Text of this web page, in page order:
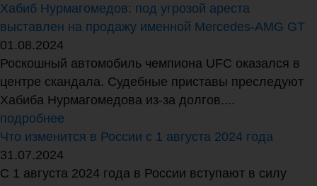
Хабиб Нурмагомедов: под угрозой ареста
выставлен на продажу именной Mercedes-AMG GT
01.08.2024
Роскошный автомобиль чемпиона UFC оказался в
центре скандала. Судебные приставы преследуют
Хабиба Нурмагомедова из-за долгов....
подробнее
Что изменится в России с 1 августа 2024 года
31.07.2024
С 1 августа 2024 года в России вступают в силу